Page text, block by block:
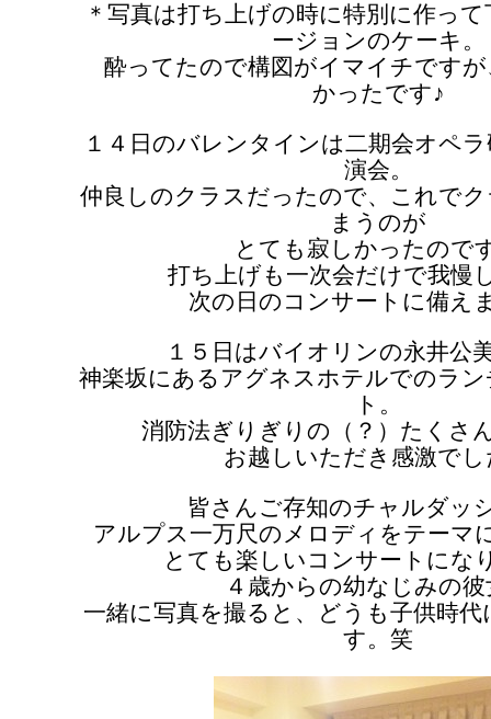
＊写真は打ち上げの時に特別に作っ
ージョンのケーキ。
酔ってたので構図がイマイチですが
かったです♪
１４日のバレンタインは二期会オペ
演会。
仲良しのクラスだったので、これで
まうのが
とても寂しかったので
打ち上げも一次会だけで我慢
次の日のコンサートに備え
１５日はバイオリンの永井公
神楽坂にあるアグネスホテルでのラ
ト。
消防法ぎりぎりの（？）たくさ
お越しいただき感激でし
皆さんご存知のチャルダッ
アルプス一万尺のメロディをテーマ
とても楽しいコンサートにな
４歳からの幼なじみの彼
一緒に写真を撮ると、どうも子供時
す。笑